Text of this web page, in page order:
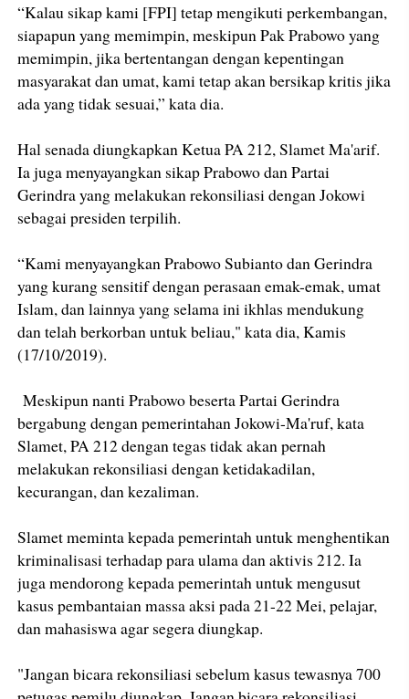
“Kalau sikap kami [FPI] tetap mengikuti perkembangan,
siapapun yang memimpin, meskipun Pak Prabowo yang
memimpin, jika bertentangan dengan kepentingan
masyarakat dan umat, kami tetap akan bersikap kritis jika
ada yang tidak sesuai,” kata dia.
Hal senada diungkapkan Ketua PA 212, Slamet Ma'arif.
Ia juga menyayangkan sikap Prabowo dan Partai
Gerindra yang melakukan rekonsiliasi dengan Jokowi
sebagai presiden terpilih.
“Kami menyayangkan Prabowo Subianto dan Gerindra
yang kurang sensitif dengan perasaan emak-emak, umat
Islam, dan lainnya yang selama ini ikhlas mendukung
dan telah berkorban untuk beliau," kata dia, Kamis
(17/10/2019).
Meskipun nanti Prabowo beserta Partai Gerindra
bergabung dengan pemerintahan Jokowi-Ma'ruf, kata
Slamet, PA 212 dengan tegas tidak akan pernah
melakukan rekonsiliasi dengan ketidakadilan,
kecurangan, dan kezaliman.
Slamet meminta kepada pemerintah untuk menghentikan
kriminalisasi terhadap para ulama dan aktivis 212. Ia
juga mendorong kepada pemerintah untuk mengusut
kasus pembantaian massa aksi pada 21-22 Mei, pelajar,
dan mahasiswa agar segera diungkap.
"Jangan bicara rekonsiliasi sebelum kasus tewasnya 700